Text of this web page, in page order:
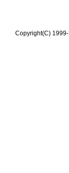
Copyright(C)